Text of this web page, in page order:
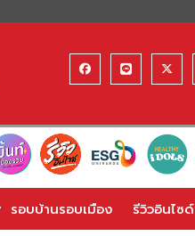
รอบบ้านรอบเมือง รีวิวอินไซด์